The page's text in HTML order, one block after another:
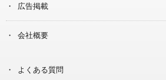
広告掲載
会社概要
よくある質問